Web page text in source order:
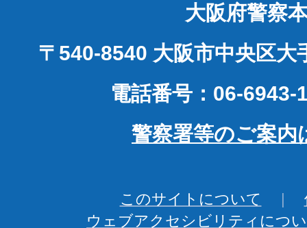
大阪府警察
〒540-8540 大阪市中央区大
電話番号：06-6943-
警察署等のご案内
このサイトについて
ウェブアクセシビリティにつ